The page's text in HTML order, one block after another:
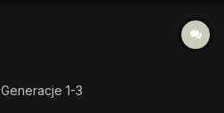
Generacje 1-3